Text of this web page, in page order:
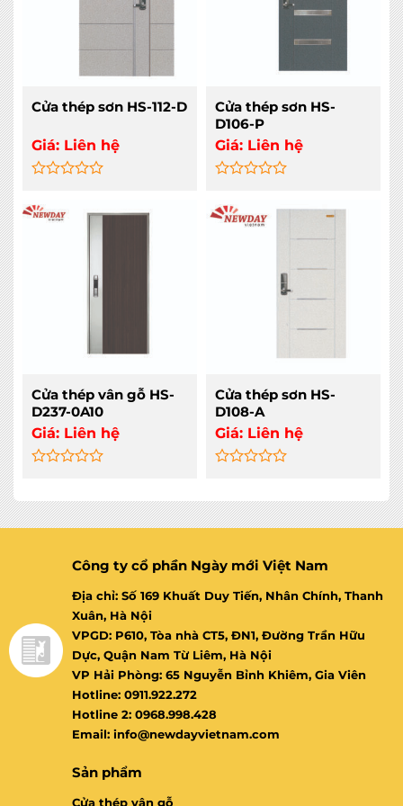
Cửa thép sơn HS-112-D
Giá: Liên hệ
0
out
Cửa thép sơn HS-
D106-P
Giá: Liên hệ
0
out
Cửa thép vân gỗ HS-
D237-0A10
Giá: Liên hệ
out
of
Cửa thép sơn HS-
D108-A
Giá: Liên hệ
out
of
Công ty cổ phần Ngày mới Việt Nam
Địa chỉ: Số 169 Khuất Duy Tiến, Nhân Chính, Thanh
Xuân, Hà Nội
VPGD: P610, Tòa nhà CT5, ĐN1, Đường Trần Hữu
Dực, Quận Nam Từ Liêm, Hà Nội
VP Hải Phòng: 65 Nguyễn Bỉnh Khiêm, Gia Viên
Hotline: 0911.922.272
Hotline 2: 0968.998.428
Email: info@newdayvietnam.com
Sản phẩm
Cửa thép vân gỗ